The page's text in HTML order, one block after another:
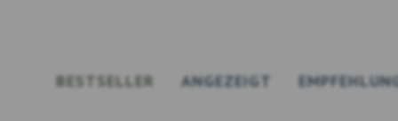
BESTSELLER ANGEZEIGT